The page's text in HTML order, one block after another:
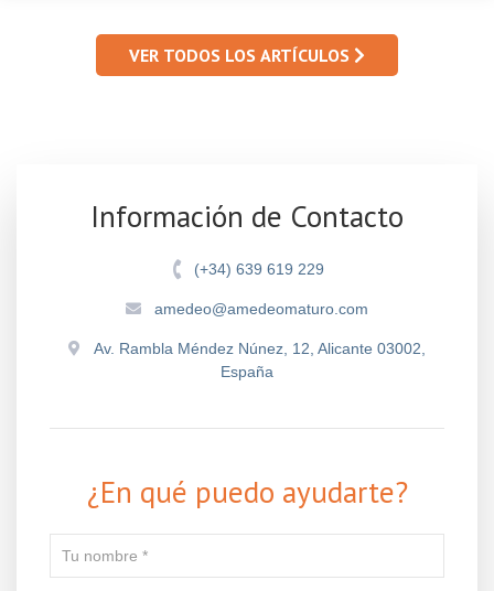
VER TODOS LOS ARTÍCULOS
Información de Contacto
(+34) 639 619 229
amedeo@amedeomaturo.com
Av. Rambla Méndez Núnez, 12, Alicante 03002,
España
¿En qué puedo ayudarte?